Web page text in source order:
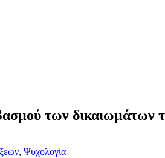
των δικαιωμάτων
, Ψυχολογία